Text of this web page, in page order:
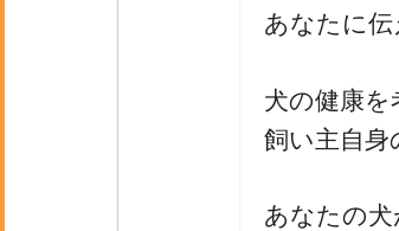
あなたに伝
犬の健康を
飼い主自身
あなたの犬